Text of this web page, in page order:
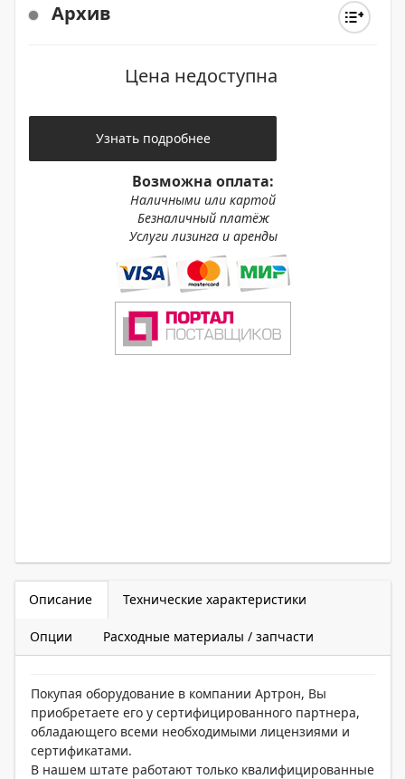
Архив
Цена недоступна
Узнать подробнее
Возможна оплата:
Наличными или картой
Безналичный платёж
Услуги лизинга и аренды
Описание Технические характеристики
Опции Расходные материалы / запчасти
Покупая оборудование в компании Артрон, Вы
приобретаете его у сертифицированного партнера,
обладающего всеми необходимыми лицензиями и
сертификатами.
В нашем штате работают только квалифицированные